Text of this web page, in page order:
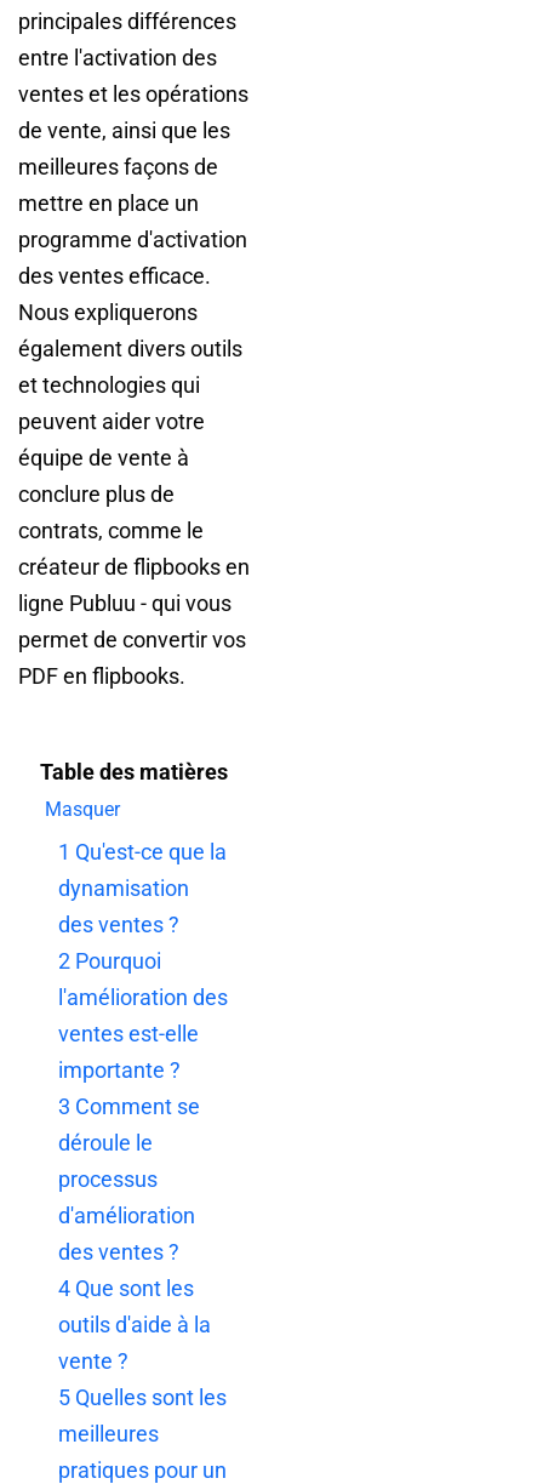
principales différences
entre l'activation des
ventes et les opérations
de vente, ainsi que les
meilleures façons de
mettre en place un
programme d'activation
des ventes efficace.
Nous expliquerons
également divers outils
et technologies qui
peuvent aider votre
équipe de vente à
conclure plus de
contrats, comme le
créateur de flipbooks en
ligne Publuu - qui vous
permet de convertir vos
PDF en flipbooks.
Table des matières
Masquer
1 Qu'est-ce que la
dynamisation
des ventes ?
2 Pourquoi
l'amélioration des
ventes est-elle
importante ?
3 Comment se
déroule le
processus
d'amélioration
des ventes ?
4 Que sont les
outils d'aide à la
vente ?
5 Quelles sont les
meilleures
pratiques pour un